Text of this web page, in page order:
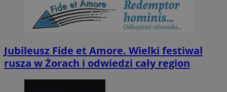
Jubileusz Fide et Amore. Wielki festiwal
rusza w Żorach i odwiedzi cały region